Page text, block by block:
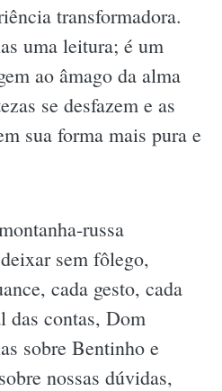
transformadora.
uma leitura; é um
ao âmago da alma
se desfazem e as
sua forma mais pura e
russa
sem fôlego,
cada gesto, cada
das contas, Dom
sobre Bentinho e
nossas dúvidas,